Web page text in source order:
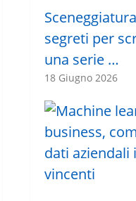
segreti per
una serie …
18 Giugno 2026